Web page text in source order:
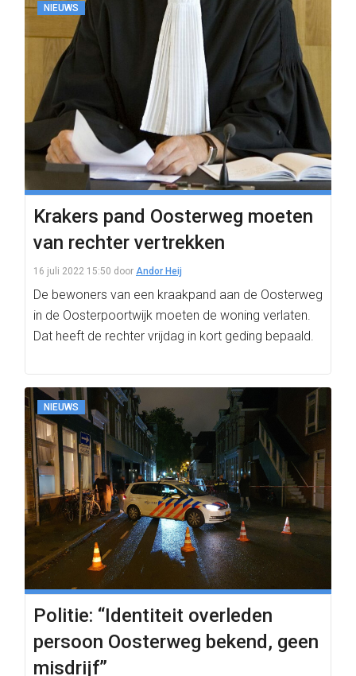
NIEUWS
Krakers pand Oosterweg moeten
van rechter vertrekken
16 juli 2022 15:50 door Andor Heij
De bewoners van een kraakpand aan de Oosterweg
in de Oosterpoortwijk moeten de woning verlaten.
Dat heeft de rechter vrijdag in kort geding bepaald.
NIEUWS
Politie: “Identiteit overleden
persoon Oosterweg bekend, geen
misdrijf”